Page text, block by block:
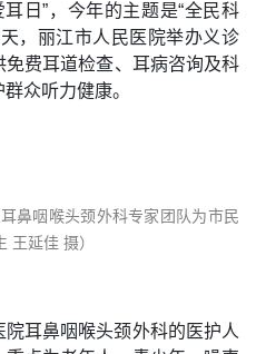
日”，今年的主题是“全民科
，丽江市人民医院举办义诊
费耳道检查、耳病咨询及科
众听力健康。
鼻咽喉头颈外科专家团队为市民
王延佳 摄）
耳鼻咽喉头颈外科的医护人